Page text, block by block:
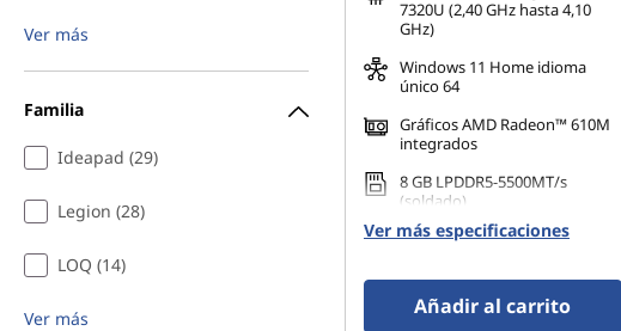
Ver más
Familia
Ideapad (29)
Legion (28)
LOQ (14)
Ver más
7320U (2,40 GHz hasta 4,10
GHz)
Windows 11 Home idioma
único 64
Gráficos AMD Radeon™ 610M
integrados
8 GB LPDDR5-5500MT/s
(soldado)
512 GB SSD M.2 2242 PCIe TLC
Ver más especificaciones
Añadir al carrito